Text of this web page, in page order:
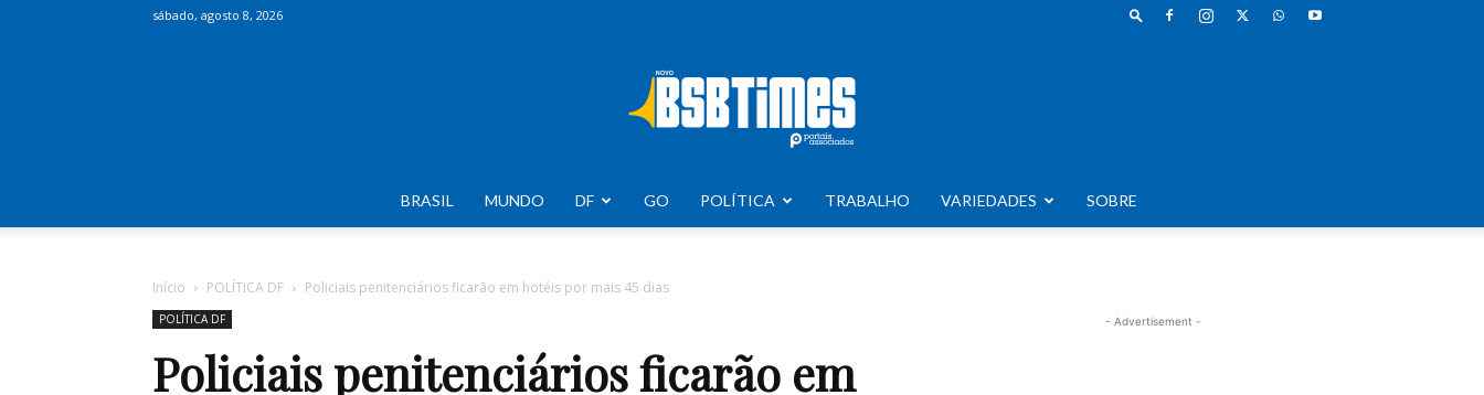
sábado, agosto 8, 2026
Times
BRASIL MUNDO DF GO POLÍTICA TRABALHO VARIEDADES SOBRE
Início POLÍTICA DF Policiais penitenciários ficarão em hotéis por mais 45 dias
POLÍTICA DF
Policiais penitenciários ficarão em
- Advertisement -